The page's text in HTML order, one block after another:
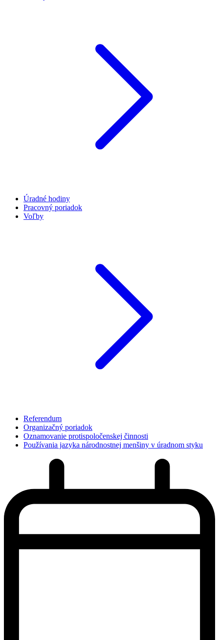
Úradné hodiny
Pracovný poriadok
Voľby
Referendum
Organizačný poriadok
Oznamovanie protispoločenskej činnosti
Používania jazyka národnostnej menšiny v úradnom styku